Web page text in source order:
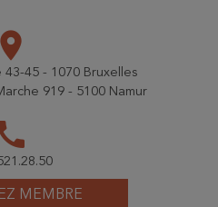
MEMBRE
place
43-45 - 1070 Bruxelles
919 - 5100 Namur